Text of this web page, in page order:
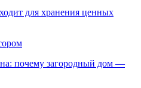
для хранения ценных
почему загородный дом —